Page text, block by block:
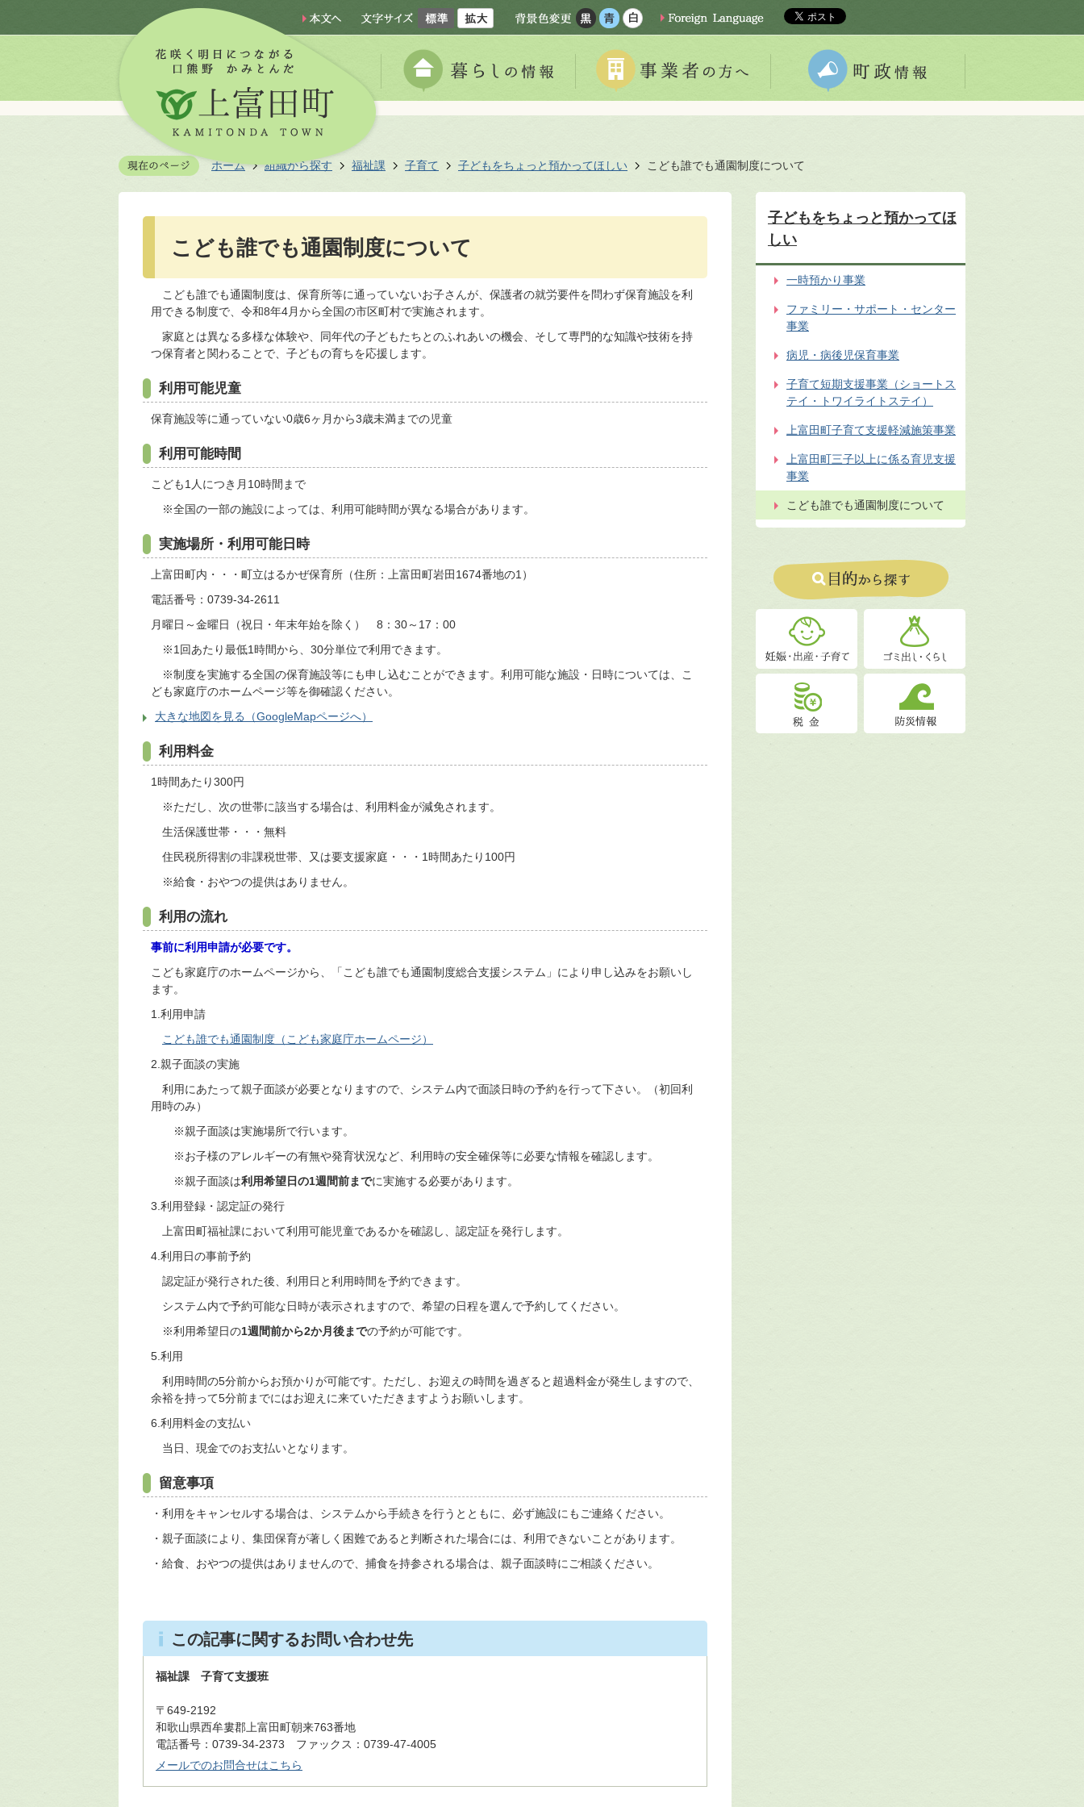
ホーム 組織から探す 福祉課 子育て 子どもをちょっと預かってほしい こども誰でも通園制度について
こども誰でも通園制度について
こども誰でも通園制度は、保育所等に通っていないお子さんが、保護者の就労要件を問わず保育施設を利
用できる制度で、令和8年4月から全国の市区町村で実施されます。
家庭とは異なる多様な体験や、同年代の子どもたちとのふれあいの機会、そして専門的な知識や技術を持
つ保育者と関わることで、子どもの育ちを応援します。
利用可能児童
保育施設等に通っていない0歳6ヶ月から3歳未満までの児童
利用可能時間
こども1人につき月10時間まで
※全国の一部の施設によっては、利用可能時間が異なる場合があります。
実施場所・利用可能日時
上富田町内・・・町立はるかぜ保育所（住所：上富田町岩田1674番地の1）
電話番号：0739-34-2611
月曜日～金曜日（祝日・年末年始を除く） 8：30～17：00
※1回あたり最低1時間から、30分単位で利用できます。
※制度を実施する全国の保育施設等にも申し込むことができます。利用可能な施設・日時については、こ
ども家庭庁のホームページ等を御確認ください。
大きな地図を見る（GoogleMapページへ）
利用料金
1時間あたり300円
※ただし、次の世帯に該当する場合は、利用料金が減免されます。
生活保護世帯・・・無料
住民税所得割の非課税世帯、又は要支援家庭・・・1時間あたり100円
※給食・おやつの提供はありません。
利用の流れ
事前に利用申請が必要です。
こども家庭庁のホームページから、「こども誰でも通園制度総合支援システム」により申し込みをお願いし
ます。
1.利用申請
こども誰でも通園制度（こども家庭庁ホームページ）
2.親子面談の実施
利用にあたって親子面談が必要となりますので、システム内で面談日時の予約を行って下さい。（初回利
用時のみ）
※親子面談は実施場所で行います。
※お子様のアレルギーの有無や発育状況など、利用時の安全確保等に必要な情報を確認します。
※親子面談は利用希望日の1週間前までに実施する必要があります。
3.利用登録・認定証の発行
上富田町福祉課において利用可能児童であるかを確認し、認定証を発行します。
4.利用日の事前予約
認定証が発行された後、利用日と利用時間を予約できます。
システム内で予約可能な日時が表示されますので、希望の日程を選んで予約してください。
※利用希望日の1週間前から2か月後までの予約が可能です。
5.利用
利用時間の5分前からお預かりが可能です。ただし、お迎えの時間を過ぎると超過料金が発生しますので、
余裕を持って5分前までにはお迎えに来ていただきますようお願いします。
6.利用料金の支払い
当日、現金でのお支払いとなります。
留意事項
・利用をキャンセルする場合は、システムから手続きを行うとともに、必ず施設にもご連絡ください。
・親子面談により、集団保育が著しく困難であると判断された場合には、利用できないことがあります。
・給食、おやつの提供はありませんので、捕食を持参される場合は、親子面談時にご相談ください。
この記事に関するお問い合わせ先
福祉課 子育て支援班
〒649-2192
和歌山県西牟婁郡上富田町朝来763番地
電話番号：0739-34-2373 ファックス：0739-47-4005
メールでのお問合せはこちら
子どもをちょっと預かってほ
しい
一時預かり事業
ファミリー・サポート・センター
事業
病児・病後児保育事業
子育て短期支援事業（ショートス
テイ・トワイライトステイ）
上富田町子育て支援軽減施策事業
上富田町三子以上に係る育児支援
事業
こども誰でも通園制度について